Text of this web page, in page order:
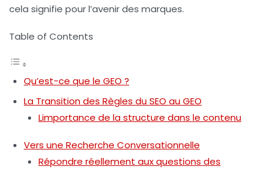
cela signifie pour l’avenir des marques.
Table of Contents
Qu’est-ce que le GEO ?
La Transition des Règles du SEO au GEO
Limportance de la structure dans le contenu
Vers une Recherche Conversationnelle
Répondre réellement aux questions des